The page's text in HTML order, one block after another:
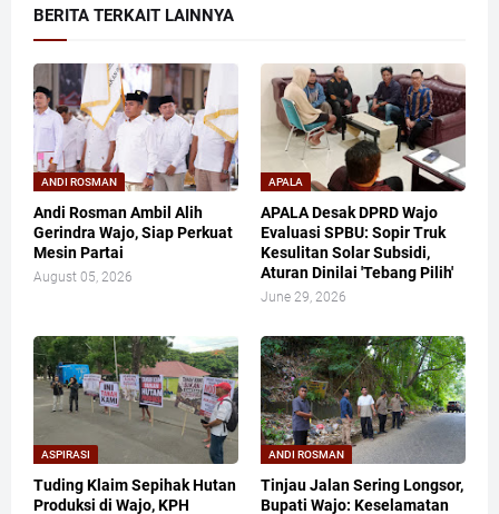
BERITA TERKAIT LAINNYA
ANDI ROSMAN
Andi Rosman Ambil Alih
Gerindra Wajo, Siap Perkuat
Mesin Partai
August 05, 2026
APALA
APALA Desak DPRD Wajo
Evaluasi SPBU: Sopir Truk
Kesulitan Solar Subsidi,
Aturan Dinilai 'Tebang Pilih'
June 29, 2026
ASPIRASI
Tuding Klaim Sepihak Hutan
Produksi di Wajo, KPH
ANDI ROSMAN
Tinjau Jalan Sering Longsor,
Bupati Wajo: Keselamatan